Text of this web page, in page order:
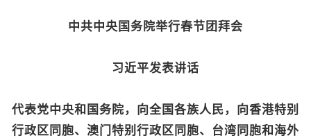
中共中央国务院举行春节团拜会
习近平发表讲话
代表党中央和国务院，向全国各族人民，向香港特别
行政区同胞、澳门特别行政区同胞、台湾同胞和海外